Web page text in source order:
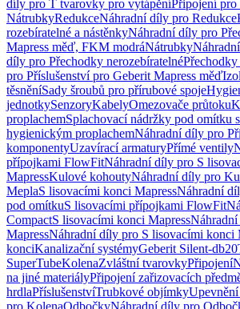
díly pro T tvarovky pro vytápěníPřipojení pro
NátrubkyRedukceNáhradní díly pro Redukce
rozebíratelné a nástěnkyNáhradní díly pro
Mapress měď, FKM modráNátrubky
díly pro Přechodky nerozebíratelné
pro Příslušenství pro Geberit Mapress měď
těsněníSady šroubů pro přírubové spoje
jednotkySenzoryKabelyOmezovače průtoku
proplachemSplachovací nádržky pod omítku
hygienickým proplachemNáhradní díly pro
komponentyUzavírací armaturyPřímé ventily
přípojkami FlowFitNáhradní díly pro S
MapressKulové kohoutyNáhradní díly pro
MeplaS lisovacími konci MapressNáhradní
pod omítkuS lisovacími přípojkami FlowFit
CompactS lisovacími konci Mapress
MapressNáhradní díly pro S lisovacími konci
konciKanalizační systémyGeberit Silent-db20
SuperTubeKolenaZvláštní tvarovkyPřipojení
na jiné materiályPřipojení zařizovacích
hrdlaPříslušenstvíTrubkové objímky
pro KolenaOdbočkyNáhradní díly pro